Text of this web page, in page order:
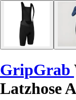
GripGrab
Latzhose